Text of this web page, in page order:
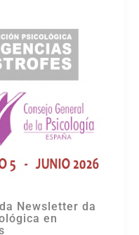
Newsletter da
en